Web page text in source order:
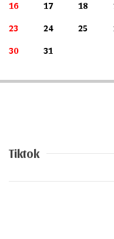
16 17 18
23 24 25
30 31
Tiktok